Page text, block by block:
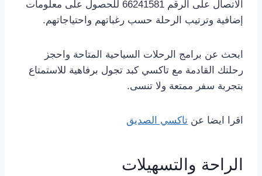
الاتصال على الرقم 66241581 للحصول على معلومات
إضافية وترتيب الرحلة حسب رغباتهم واحتياجاتهم.
ابحث عن برامج الرحلات السياحية المتاحة واحجز
رحلتك القادمة مع تاكسي كبد تجول برفاهية للاستمتاع
بتجربة سفر ممتعة ولا تنسى.
اقرا ايضا عن تاكسي الصديق
الراحة والتسهيلات